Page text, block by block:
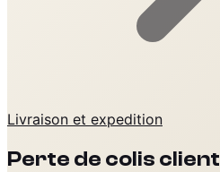
Livraison et expedition
Perte de colis client